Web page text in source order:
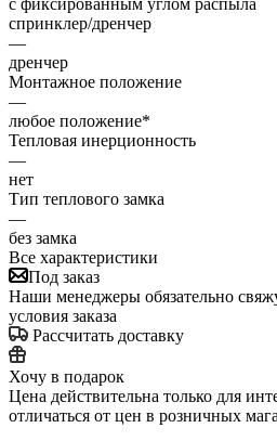
спринклер/дренчер
—
дренчер
Монтажное положение
—
любое положение*
Тепловая инерционность
—
нет
Тип теплового замка
—
без замка
Все характеристики
Под заказ
Наши менеджеры обязательно
условия заказа
Рассчитать доставку
Хочу в подарок
Цена действительна только для
отличаться от цен в розничных